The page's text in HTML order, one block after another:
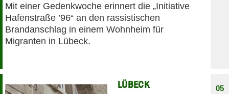
Mit einer Gedenkwoche erinnert die „Initiative
Hafenstraße ’96“ an den rassistischen
Brandanschlag in einem Wohnheim für
Migranten in Lübeck.
LÜBECK
05